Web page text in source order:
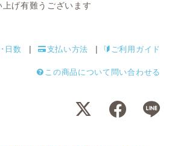
上げ有難うございます
日数 支払い方法 ご利用ガイド
この商品について問い合わせる